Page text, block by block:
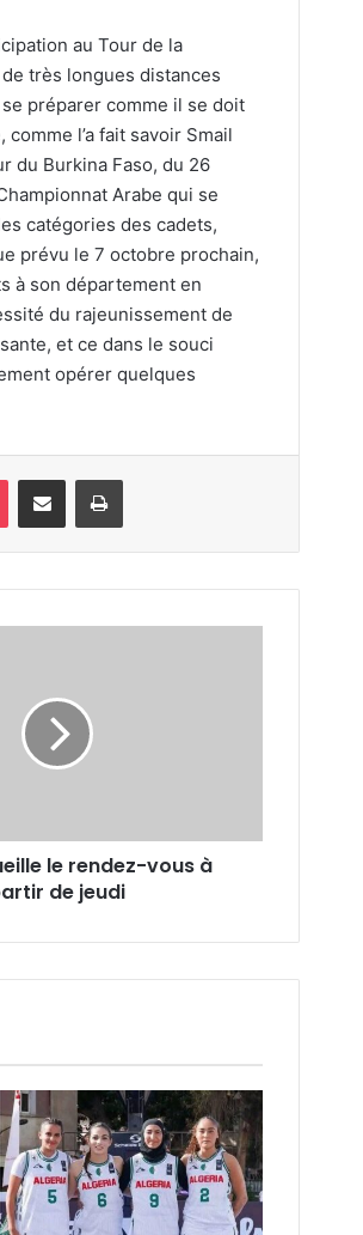
au Tour de la
très longues distances
préparer comme il se doit
l’a fait savoir Smail
du Burkina Faso, du 26
Arabe qui se
catégories des cadets,
prévu le 7 octobre prochain,
à son département en
du rajeunissement de
et ce dans le souci
opérer quelques
Pocket Partager par email Imprimer
le rendez-vous à
de jeudi